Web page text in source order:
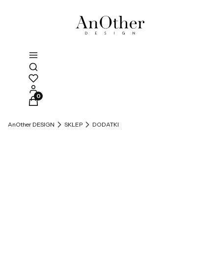
Otwórz wyszukiwarkę
Produkty w koszyku: 0. Zobacz szczegóły
AnOther DESIGN SKLEP DODATKI